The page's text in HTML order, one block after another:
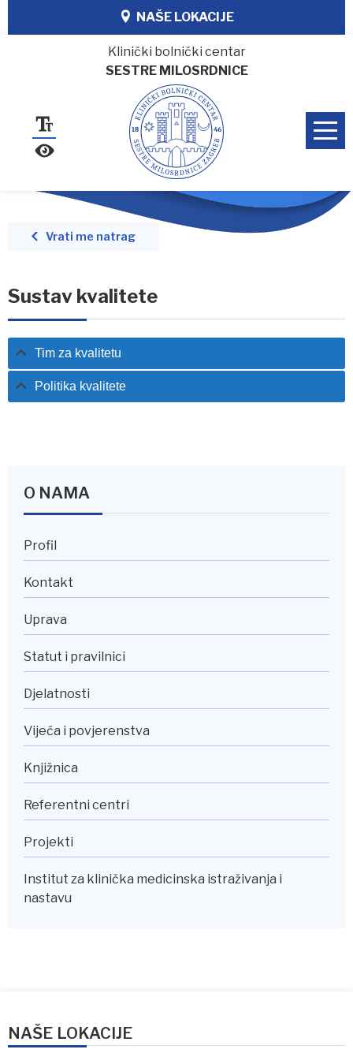
NAŠE LOKACIJE
Klinički bolnički centar
SESTRE MILOSRDNICE
Vrati me natrag
Sustav kvalitete
Tim za kvalitetu
Politika kvalitete
O NAMA
Profil
Kontakt
Uprava
Statut i pravilnici
Djelatnosti
Vijeća i povjerenstva
Knjižnica
Referentni centri
Projekti
Institut za klinička medicinska istraživanja i
nastavu
NAŠE LOKACIJE